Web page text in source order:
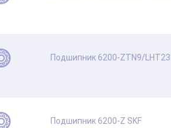
Подшипник 6200-ZTN9/LHT23
Подшипник 6200-Z SKF